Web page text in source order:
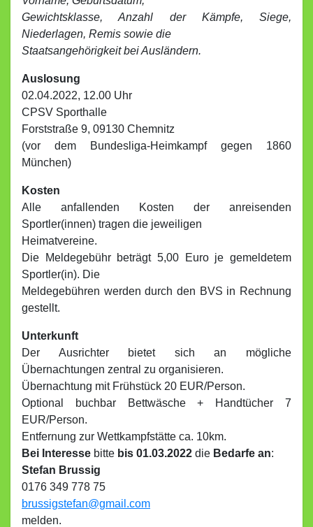
Gewichtsklasse, Anzahl der Kämpfe, Siege,
Niederlagen, Remis sowie die
Staatsangehörigkeit bei Ausländern.
Auslosung
02.04.2022, 12.00 Uhr
CPSV Sporthalle
Forststraße 9, 09130 Chemnitz
(vor dem Bundesliga-Heimkampf gegen 1860
München)
Kosten
Alle anfallenden Kosten der anreisenden
Sportler(innen) tragen die jeweiligen
Heimatvereine.
Die Meldegebühr beträgt 5,00 Euro je gemeldetem
Sportler(in). Die
Meldegebühren werden durch den BVS in Rechnung
gestellt.
Unterkunft
Der Ausrichter bietet sich an mögliche
Übernachtungen zentral zu organisieren.
Übernachtung mit Frühstück 20 EUR/Person.
Optional buchbar Bettwäsche + Handtücher 7
EUR/Person.
Entfernung zur Wettkampfstätte ca. 10km.
Bei Interesse bitte bis 01.03.2022 die Bedarfe an:
Stefan Brussig
0176 349 778 75
brussigstefan@gmail.com
melden.